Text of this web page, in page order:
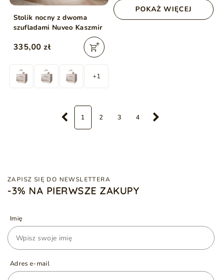
Stolik nocny z dwoma
szufladami Nuveo Kaszmir
335,00 zł
+1
POKAŻ WIĘCEJ
1 2 3 4
ZAPISZ SIĘ DO NEWSLETTERA
-3% NA PIERWSZE ZAKUPY
Imię
Adres e-mail